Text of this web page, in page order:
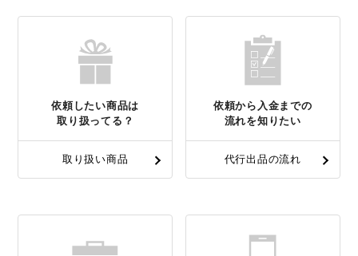
依頼したい商品は
取り扱ってる？
取り扱い商品
依頼から入金までの
流れを知りたい
代行出品の流れ